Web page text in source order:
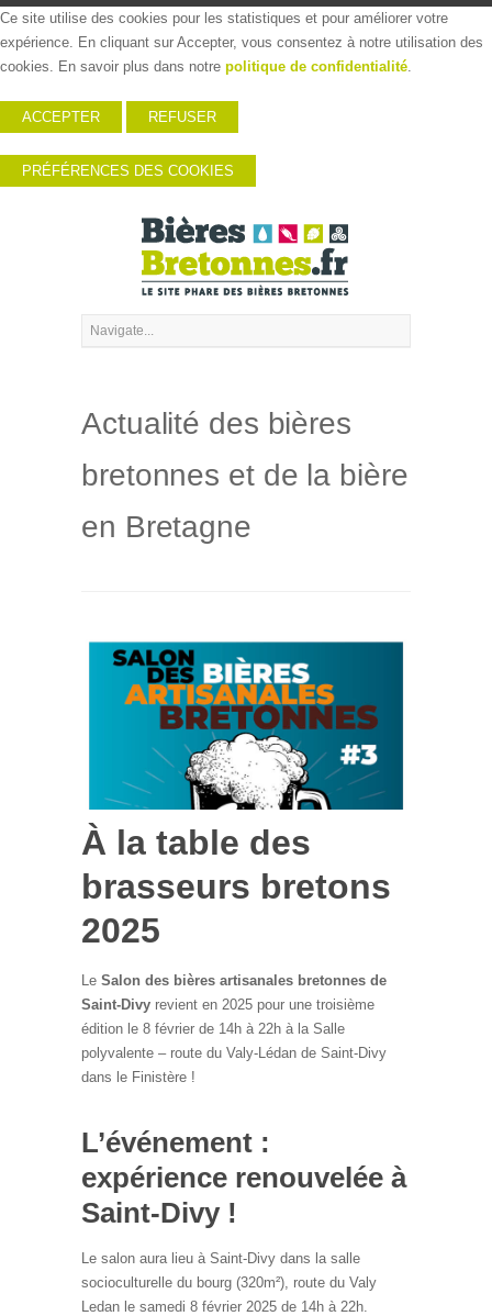
Ce site utilise des cookies pour les statistiques et pour améliorer votre
expérience. En cliquant sur Accepter, vous consentez à notre utilisation des
cookies. En savoir plus dans notre politique de confidentialité.
ACCEPTER REFUSER
PRÉFÉRENCES DES COOKIES
Actualité des bières
bretonnes et de la bière
en Bretagne
À la table des
brasseurs bretons
2025
Le Salon des bières artisanales bretonnes de
Saint-Divy revient en 2025 pour une troisième
édition le 8 février de 14h à 22h à la Salle
polyvalente – route du Valy-Lédan de Saint-Divy
dans le Finistère !
L’événement :
expérience renouvelée à
Saint-Divy !
Le salon aura lieu à Saint-Divy dans la salle
socioculturelle du bourg (320m²), route du Valy
Ledan le samedi 8 février 2025 de 14h à 22h.